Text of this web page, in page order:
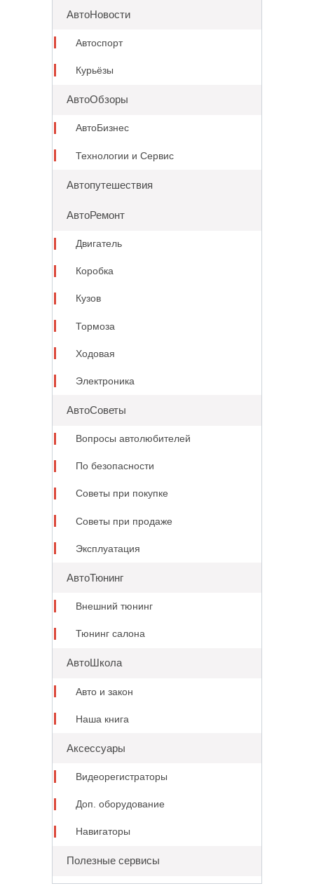
АвтоНовости
Автоспорт
Курьёзы
АвтоОбзоры
АвтоБизнес
Технологии и Сервис
Автопутешествия
АвтоРемонт
Двигатель
Коробка
Кузов
Тормоза
Ходовая
Электроника
АвтоСоветы
Вопросы автолюбителей
По безопасности
Советы при покупке
Советы при продаже
Эксплуатация
АвтоТюнинг
Внешний тюнинг
Тюнинг салона
АвтоШкола
Авто и закон
Наша книга
Аксессуары
Видеорегистраторы
Доп. оборудование
Навигаторы
Полезные сервисы